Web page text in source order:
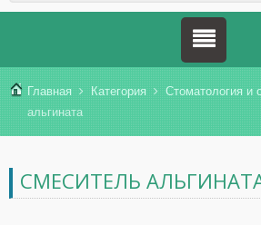
Главная Категория Стоматология и
альгината
СМЕСИТЕЛЬ